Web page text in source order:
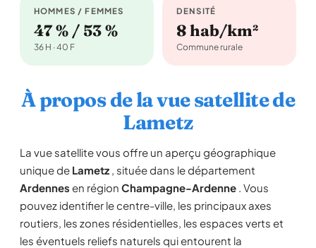
HOMMES / FEMMES
47 % / 53 %
36 H · 40 F
DENSITÉ
8 hab/km²
Commune rurale
À propos de la vue satellite de
Lametz
La vue satellite vous offre un aperçu géographique
unique de Lametz , située dans le département
Ardennes en région Champagne-Ardenne . Vous
pouvez identifier le centre-ville, les principaux axes
routiers, les zones résidentielles, les espaces verts et
les éventuels reliefs naturels qui entourent la